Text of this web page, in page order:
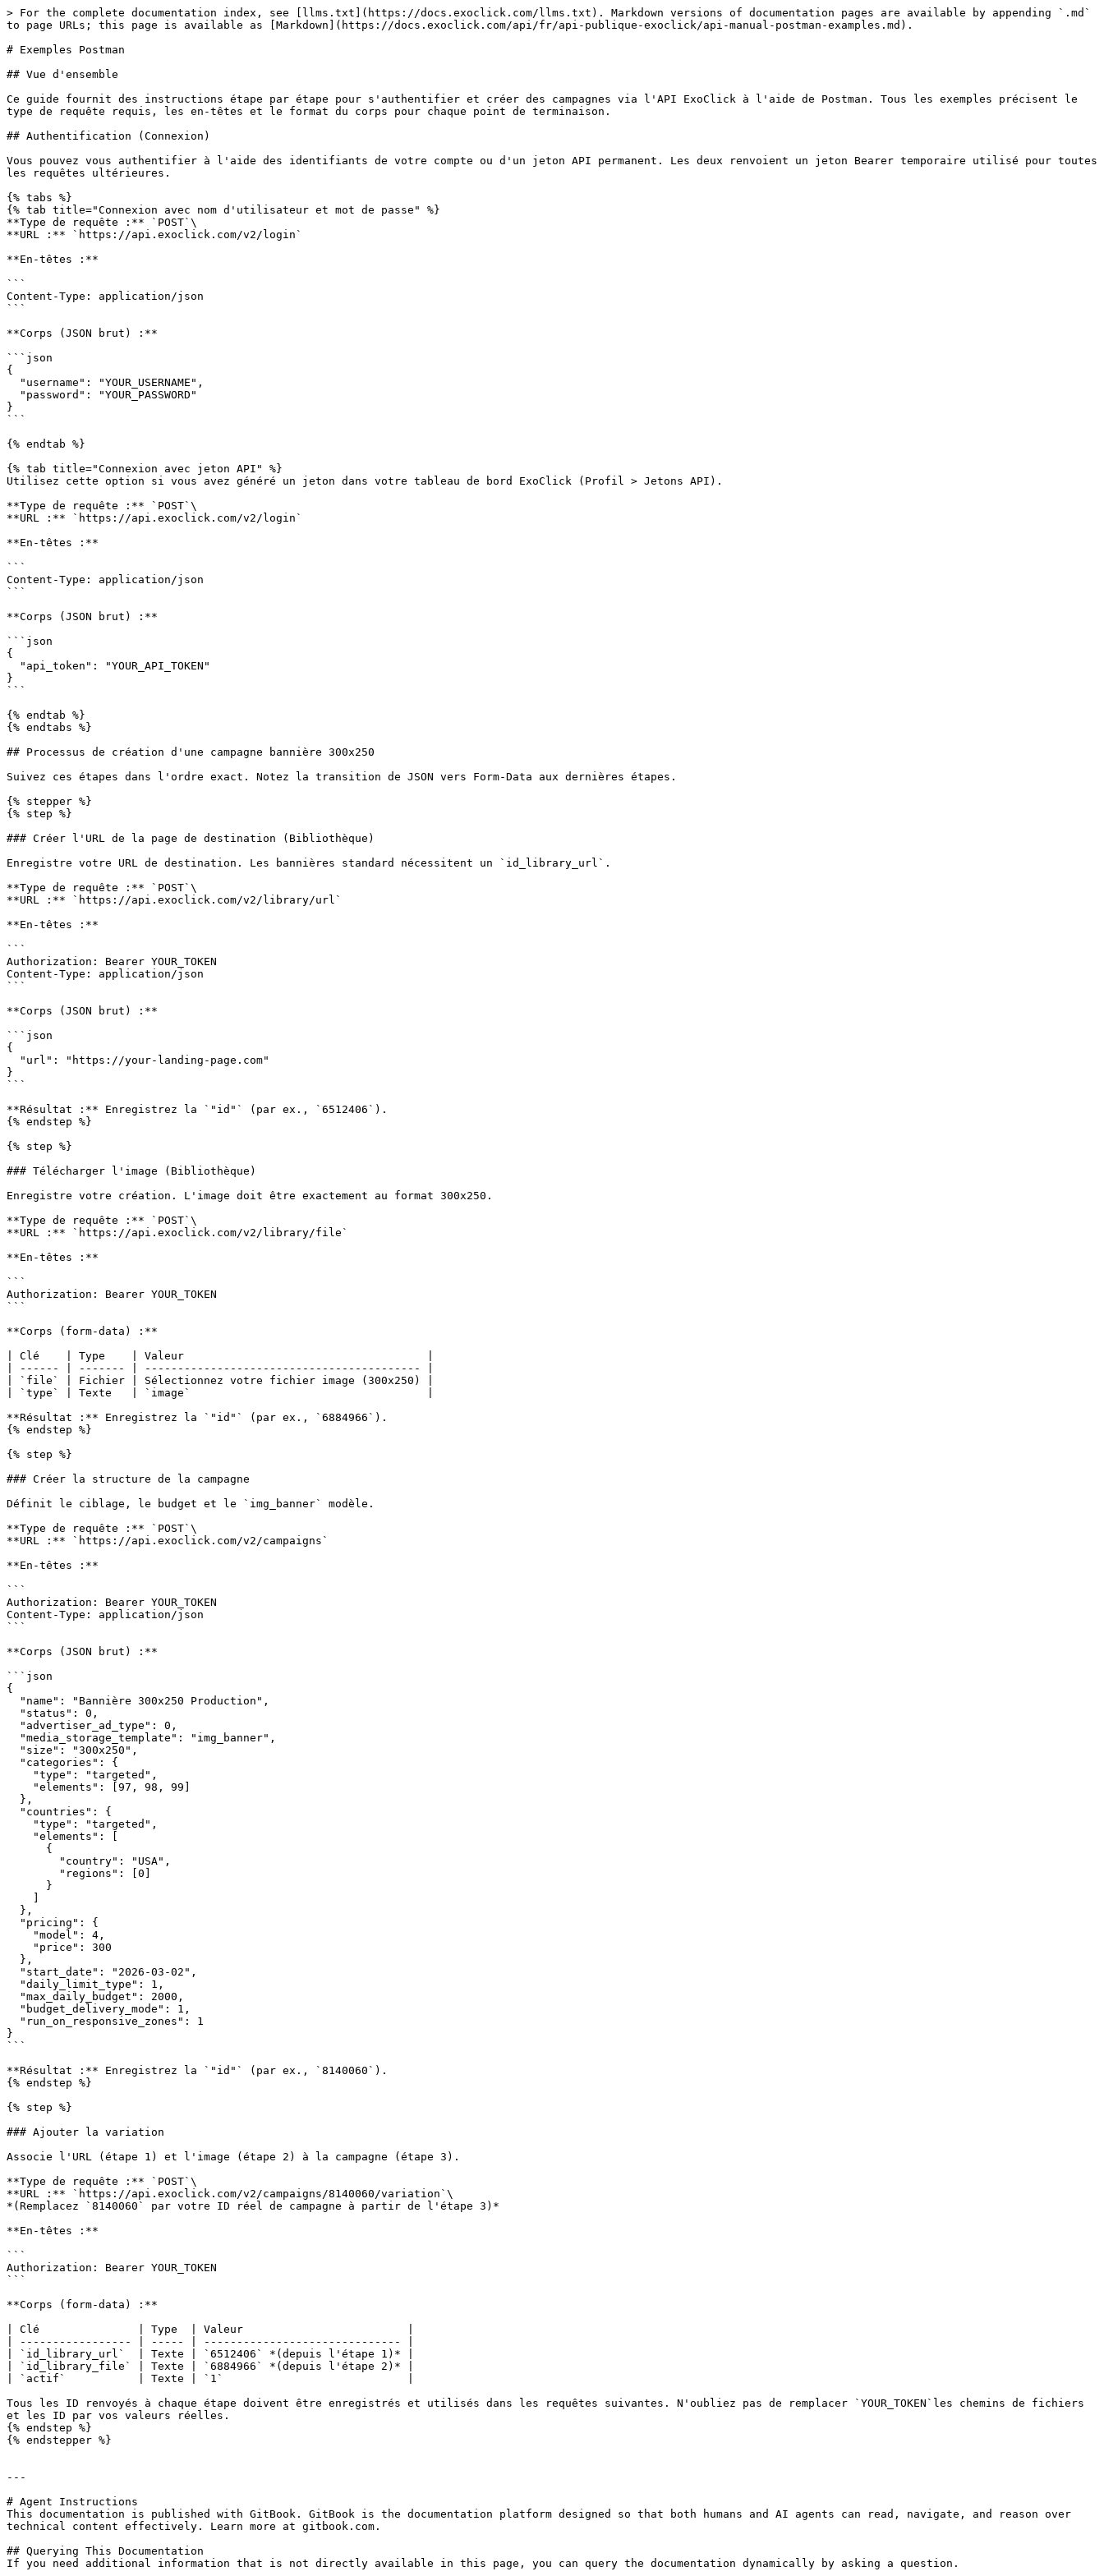
> For the complete documentation index, see [llms.txt](https://docs.exoclick.com/llms.txt). Markdown versions of documentation pages are available by appending `.md`
to page URLs; this page is available as [Markdown](https://docs.exoclick.com/api/fr/api-publique-exoclick/api-manual-postman-examples.md).
# Exemples Postman
## Vue d'ensemble
Ce guide fournit des instructions étape par étape pour s'authentifier et créer des campagnes via l'API ExoClick à l'aide de Postman. Tous les exemples précisent le
type de requête requis, les en-têtes et le format du corps pour chaque point de terminaison.
## Authentification (Connexion)
Vous pouvez vous authentifier à l'aide des identifiants de votre compte ou d'un jeton API permanent. Les deux renvoient un jeton Bearer temporaire utilisé pour toutes
les requêtes ultérieures.
{% tabs %}
{% tab title="Connexion avec nom d'utilisateur et mot de passe" %}
**Type de requête :** `POST`\
**URL :** `https://api.exoclick.com/v2/login`
**En-têtes :**
```
Content-Type: application/json
```
**Corps (JSON brut) :**
```json
{
}
```
{% endtab %}
{% tab title="Connexion avec jeton API" %}
Utilisez cette option si vous avez généré un jeton dans votre tableau de bord ExoClick (Profil > Jetons API).
**Type de requête :** `POST`\
**URL :** `https://api.exoclick.com/v2/login`
**En-têtes :**
```
Content-Type: application/json
```
**Corps (JSON brut) :**
```json
{
}
```
{% endtab %}
{% endtabs %}
## Processus de création d'une campagne bannière 300x250
Suivez ces étapes dans l'ordre exact. Notez la transition de JSON vers Form-Data aux dernières étapes.
{% stepper %}
{% step %}
### Créer l'URL de la page de destination (Bibliothèque)
Enregistre votre URL de destination. Les bannières standard nécessitent un `id_library_url`.
**Type de requête :** `POST`\
**URL :** `https://api.exoclick.com/v2/library/url`
**En-têtes :**
```
Authorization: Bearer YOUR_TOKEN
Content-Type: application/json
```
**Corps (JSON brut) :**
```json
{
}
```
**Résultat :** Enregistrez la `"id"` (par ex., `6512406`).
{% endstep %}
{% step %}
### Télécharger l'image (Bibliothèque)
Enregistre votre création. L'image doit être exactement au format 300x250.
**Type de requête :** `POST`\
**URL :** `https://api.exoclick.com/v2/library/file`
**En-têtes :**
```
Authorization: Bearer YOUR_TOKEN
```
**Corps (form-data) :**
| Clé    | Type    | Valeur                                     |
| ------ | ------- | ------------------------------------------ |
| `file` | Fichier | Sélectionnez votre fichier image (300x250) |
| `type` | Texte   | `image`                                    |
**Résultat :** Enregistrez la `"id"` (par ex., `6884966`).
{% endstep %}
{% step %}
### Créer la structure de la campagne
Définit le ciblage, le budget et le `img_banner` modèle.
**Type de requête :** `POST`\
**URL :** `https://api.exoclick.com/v2/campaigns`
**En-têtes :**
```
Authorization: Bearer YOUR_TOKEN
Content-Type: application/json
```
**Corps (JSON brut) :**
```json
{
}
```
**Résultat :** Enregistrez la `"id"` (par ex., `8140060`).
{% endstep %}
{% step %}
### Ajouter la variation
Associe l'URL (étape 1) et l'image (étape 2) à la campagne (étape 3).
**Type de requête :** `POST`\
**URL :** `https://api.exoclick.com/v2/campaigns/8140060/variation`\
*(Remplacez `8140060` par votre ID réel de campagne à partir de l'étape 3)*
**En-têtes :**
```
Authorization: Bearer YOUR_TOKEN
```
**Corps (form-data) :**
| Clé               | Type  | Valeur                         |
| ----------------- | ----- | ------------------------------ |
| `id_library_url`  | Texte | `6512406` *(depuis l'étape 1)* |
| `id_library_file` | Texte | `6884966` *(depuis l'étape 2)* |
| `actif`           | Texte | `1`                            |
Tous les ID renvoyés à chaque étape doivent être enregistrés et utilisés dans les requêtes suivantes. N'oubliez pas de remplacer `YOUR_TOKEN`les chemins de fichiers
et les ID par vos valeurs réelles.
{% endstep %}
{% endstepper %}
---
# Agent Instructions
This documentation is published with GitBook. GitBook is the documentation platform designed so that both humans and AI agents can read, navigate, and reason over
technical content effectively. Learn more at gitbook.com.
## Querying This Documentation
If you need additional information that is not directly available in this page, you can query the documentation dynamically by asking a question.